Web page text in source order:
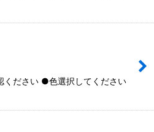
ください ●色選択してください